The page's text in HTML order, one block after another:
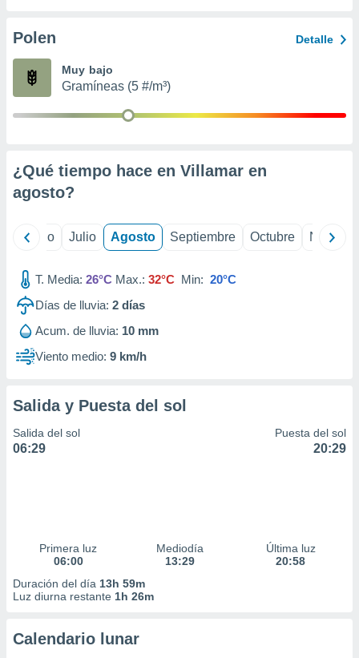
e
mediante
publicidad
publicidad
de
Polen Detalle
Muy bajo
Gramíneas (5 #/m³)
¿Qué tiempo hace en Villamar en
agosto?
Junio Julio Agosto Septiembre Octubre
T. Media: 26°C Max.: 32°C Min: 20°C
Días de lluvia: 2 días
Acum. de lluvia: 10 mm
Viento medio: 9 km/h
Salida y Puesta del sol
Salida del sol
06:29
Puesta del sol
20:29
Primera luz
06:00
Mediodía
13:29
Última luz
20:58
Duración del día 13h 59m
Luz diurna restante 1h 26m
Calendario lunar